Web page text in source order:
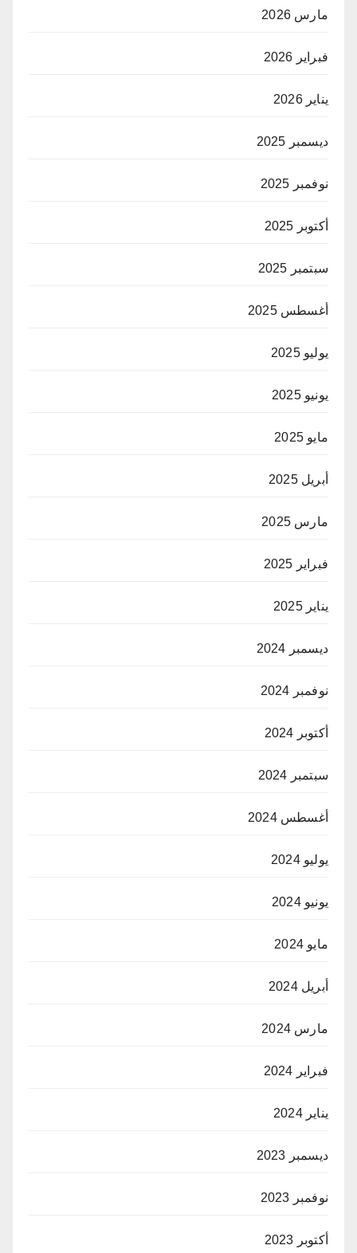
مارس 2026
فبراير 2026
يناير 2026
ديسمبر 2025
نوفمبر 2025
أكتوبر 2025
سبتمبر 2025
أغسطس 2025
يوليو 2025
يونيو 2025
مايو 2025
أبريل 2025
مارس 2025
فبراير 2025
يناير 2025
ديسمبر 2024
نوفمبر 2024
أكتوبر 2024
سبتمبر 2024
أغسطس 2024
يوليو 2024
يونيو 2024
مايو 2024
أبريل 2024
مارس 2024
فبراير 2024
يناير 2024
ديسمبر 2023
نوفمبر 2023
أكتوبر 2023